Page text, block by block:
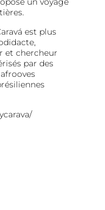
est plus
et chercheur
par des